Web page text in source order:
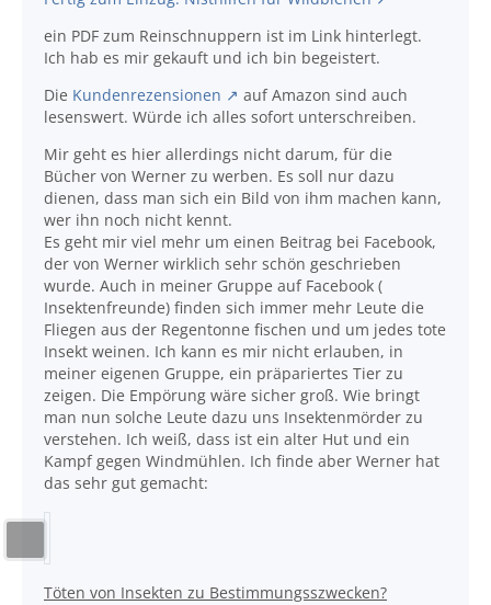
ein PDF zum Reinschnuppern ist im Link hinterlegt.
Ich hab es mir gekauft und ich bin begeistert.
Die Kundenrezensionen
auf Amazon sind auch
lesenswert. Würde ich alles sofort unterschreiben.
Mir geht es hier allerdings nicht darum, für die
Bücher von Werner zu werben. Es soll nur dazu
dienen, dass man sich ein Bild von ihm machen kann,
wer ihn noch nicht kennt.
Es geht mir viel mehr um einen Beitrag bei Facebook,
der von Werner wirklich sehr schön geschrieben
wurde. Auch in meiner Gruppe auf Facebook (
Insektenfreunde) finden sich immer mehr Leute die
Fliegen aus der Regentonne fischen und um jedes tote
Insekt weinen. Ich kann es mir nicht erlauben, in
meiner eigenen Gruppe, ein präpariertes Tier zu
zeigen. Die Empörung wäre sicher groß. Wie bringt
man nun solche Leute dazu uns Insektenmörder zu
verstehen. Ich weiß, dass ist ein alter Hut und ein
Kampf gegen Windmühlen. Ich finde aber Werner hat
das sehr gut gemacht:
Töten von Insekten zu Bestimmungsszwecken?